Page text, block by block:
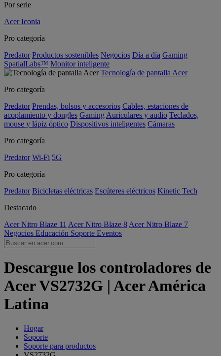
Por serie
Acer Iconia
Pro categoría
Predator Productos sostenibles Negocios Día a día Gaming
SpatialLabs™ Monitor inteligente
Tecnología de pantalla Acer
Pro categoría
Predator Prendas, bolsos y accesorios Cables, estaciones de
acoplamiento y dongles Gaming Auriculares y audio Teclados,
mouse y lápiz óptico Dispositivos inteligentes Cámaras
Pro categoría
Predator Wi-Fi 5G
Pro categoría
Predator Bicicletas eléctricas Escúteres eléctricos Kinetic Tech
Destacado
Acer Nitro Blaze 11 Acer Nitro Blaze 8 Acer Nitro Blaze 7
Negocios Educación Soporte Eventos
Descargue los controladores de
Acer VS2732G | Acer América
Latina
Hogar
Soporte
Soporte para productos